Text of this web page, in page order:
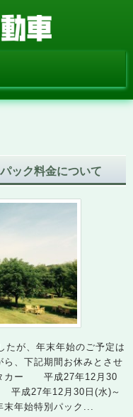
ック料金について
たが、年末年始のご予定は
、下記期間お休みとさせ
タカー 平成27年12月30
成27年12月30日(水)～
年始特別パック...